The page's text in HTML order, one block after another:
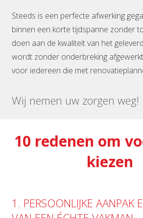
Steeds is een perfecte afwerking
binnen een korte tijdspanne zonder
doen aan de kwaliteit van het
wordt zonder onderbreking
voor iedereen die met
Wij nemen uw zorgen weg!
10 redenen om
kiezen
1. PERSOONLIJKE AANPAK